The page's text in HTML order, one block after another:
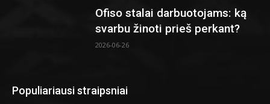
Ofiso stalai darbuotojams: ką
svarbu žinoti prieš perkant?
2026-06-26
Populiariausi straipsniai